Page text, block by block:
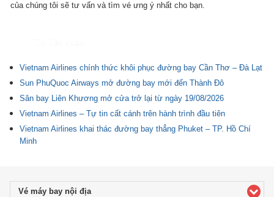
của chúng tôi sẽ tư vấn và tìm vé ưng ý nhất cho bạn.
Vietnam Airlines chính thức khôi phục đường bay Cần Thơ – Đà Lạt
Sun PhuQuoc Airways mở đường bay mới đến Thành Đô
Sân bay Liên Khương mở cửa trở lại từ ngày 19/08/2026
Vietnam Airlines – Tự tin cất cánh trên hành trình đầu tiên
Vietnam Airlines khai thác đường bay thẳng Phuket – TP. Hồ Chí
Minh
Vé máy bay nội địaclick to expand contents